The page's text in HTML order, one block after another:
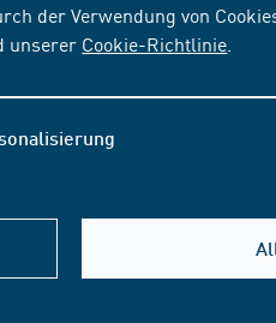
der Verwendung von
unserer Cookie-Richtlinie